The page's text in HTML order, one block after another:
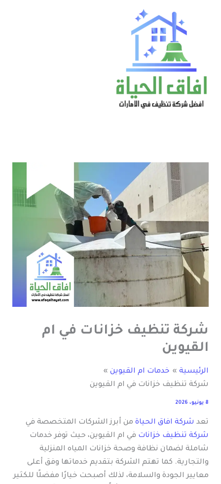
شركة تنظيف خزانات في ام
القيوين
الرئيسية
خدمات ام القيوين
شركة تنظيف خزانات في ام القيوين
8 يونيو، 2026
تعد شركة افاق الحياة من أبرز الشركات المتخصصة في
شركة تنظيف خزانات في ام القيوين، حيث توفر خدمات
شاملة لضمان نظافة وصحة خزانات المياه المنزلية
والتجارية. كما تهتم الشركة بتقديم خدماتها وفق أعلى
معايير الجودة والسلامة، لذلك أصبحت خيارًا مفضلًا للكثير